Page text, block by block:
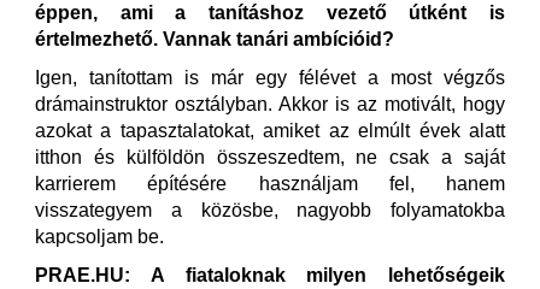
éppen, ami a tanításhoz vezető útként is
értelmezhető. Vannak tanári ambícióid?
Igen, tanítottam is már egy félévet a most végzős
drámainstruktor osztályban. Akkor is az motivált, hogy
azokat a tapasztalatokat, amiket az elmúlt évek alatt
itthon és külföldön összeszedtem, ne csak a saját
karrierem építésére használjam fel, hanem
visszategyem a közösbe, nagyobb folyamatokba
kapcsoljam be.
PRAE.HU: A fiataloknak milyen lehetőségeik